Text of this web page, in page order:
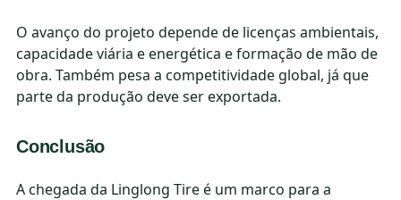
O avanço do projeto depende de licenças ambientais,
capacidade viária e energética e formação de mão de
obra. Também pesa a competitividade global, já que
parte da produção deve ser exportada.
Conclusão
A chegada da Linglong Tire é um marco para a